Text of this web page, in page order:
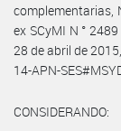
complementarias,
ex SCyMI N °
28 de abril de
14-APN-
CONSIDERANDO: